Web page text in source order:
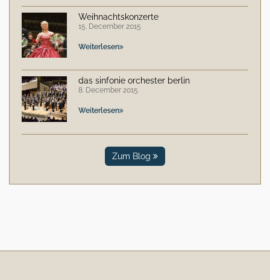
Weihnachtskonzerte
15. December 2015
Weiterlesen
das sinfonie orchester berlin
8. December 2015
Weiterlesen
Zum Blog